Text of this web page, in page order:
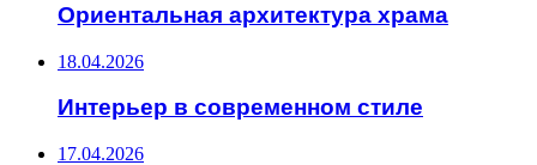
Ориентальная архитектура храма
18.04.2026
Интерьер в современном стиле
17.04.2026